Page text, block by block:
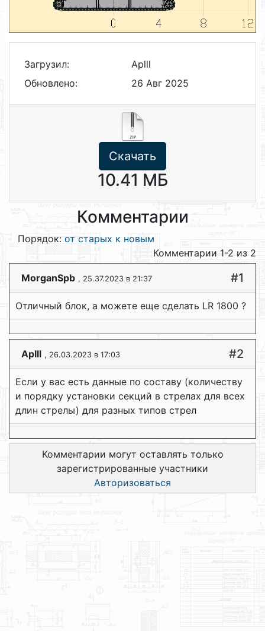
Загрузил:
Aplll
Обновлено:
26 Авг 2025
Скачать
10.41 МБ
Комментарии
Порядок: от старых к новым
Комментарии 1-2 из 2
MorganSpb , 25.37.2023 в 21:37 #1
Отличный блок, а можете еще сделать LR 1800 ?
Aplll , 26.03.2023 в 17:03 #2
Если у вас есть данные по составу (количеству
и порядку установки секций в стрелах для всех
длин стрелы) для разных типов стрел
Комментарии могут оставлять только
зарегистрированные участники
Авторизоваться